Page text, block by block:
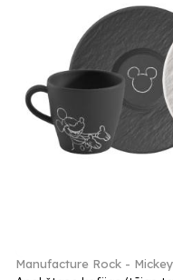
Manufacture Rock -